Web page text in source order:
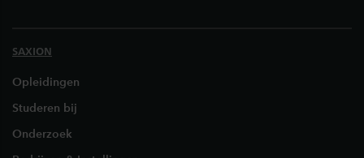
SAXION
Opleidingen
Studeren bij
Onderzoek